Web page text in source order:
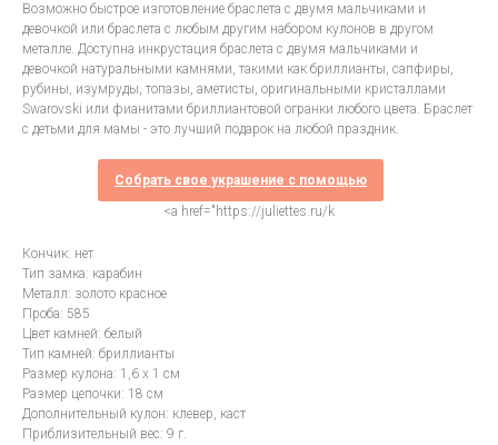
Возможно быстрое изготовление браслета с двумя мальчиками и
девочкой или браслета с любым другим набором кулонов в другом
металле. Доступна инкрустация браслета с двумя мальчиками и
девочкой натуральными камнями, такими как бриллианты, сапфиры,
рубины, изумруды, топазы, аметисты, оригинальными кристаллами
Swarovski или фианитами бриллиантовой огранки любого цвета. Браслет
с детьми для мамы - это лучший подарок на любой праздник.
Собрать свое украшение с помощью
<a href="https://juliettes.ru/k
Кончик: нет
Тип замка: карабин
Металл: золото красное
Проба: 585
Цвет камней: белый
Тип камней: бриллианты
Размер кулона: 1,6 х 1 см
Размер цепочки: 18 см
Дополнительный кулон: клевер, каст
Приблизительный вес: 9 г.